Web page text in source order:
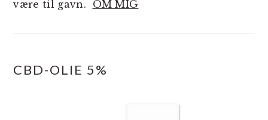
være til gavn. OM MIG
CBD-OLIE 5%